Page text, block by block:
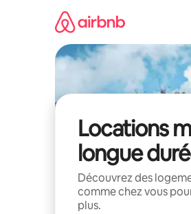
Locations
longue
Découvrez des
comme chez vous
plus.